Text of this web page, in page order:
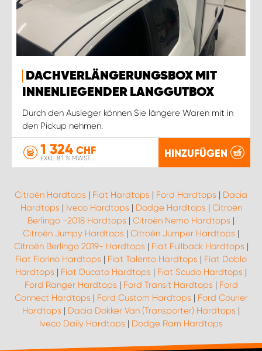
DACHVERLÄNGERUNGSBOX MIT
INNENLIEGENDER LANGGUTBOX
Durch den Ausleger können Sie längere Waren mit in
den Pickup nehmen.
1 324 CHF
EXKL. 8.1 % MWST. HINZUFÜGEN
Citroën Hardtops | Fiat Hardtops | Ford Hardtops | Dacia
Hardtops | Iveco Hardtops | Dodge Hardtops | Citroën
Berlingo -2018 Hardtops | Citroën Nemo Hardtops |
Citroën Jumpy Hardtops | Citroën Jumper Hardtops |
Citroën Berlingo 2019- Hardtops | Fiat Fullback Hardtops |
Fiat Fiorino Hardtops | Fiat Talento Hardtops | Fiat Doblo
Hardtops | Fiat Ducato Hardtops | Fiat Scudo Hardtops |
Ford Ranger Hardtops | Ford Transit Hardtops | Ford
Connect Hardtops | Ford Custom Hardtops | Ford Courier
Hardtops | Dacia Dokker Van (Transporter) Hardtops |
Iveco Daily Hardtops | Dodge Ram Hardtops